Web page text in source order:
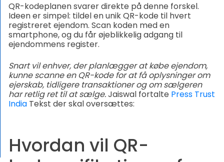
QR-kodeplanen svarer direkte på denne forskel.
Ideen er simpel: tildel en unik QR-kode til hvert
registreret ejendom. Scan koden med en
smartphone, og du får øjeblikkelig adgang til
ejendommens register.
Snart vil enhver, der planlægger at købe ejendom,
kunne scanne en QR-kode for at få oplysninger om
ejerskab, tidligere transaktioner og om sælgeren
har retlig ret til at sælge.Jaiswal fortalte Press Trust
IndiaTekst der skal oversættes:
Hvordan vil QR-